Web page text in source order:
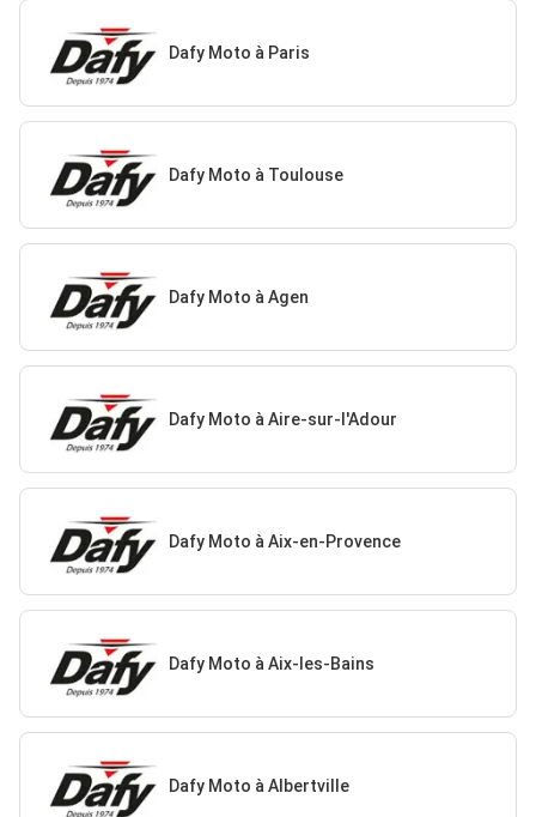
Dafy Moto à Paris
Dafy Moto à Toulouse
Dafy Moto à Agen
Dafy Moto à Aire-sur-l'Adour
Dafy Moto à Aix-en-Provence
Dafy Moto à Aix-les-Bains
Dafy Moto à Albertville